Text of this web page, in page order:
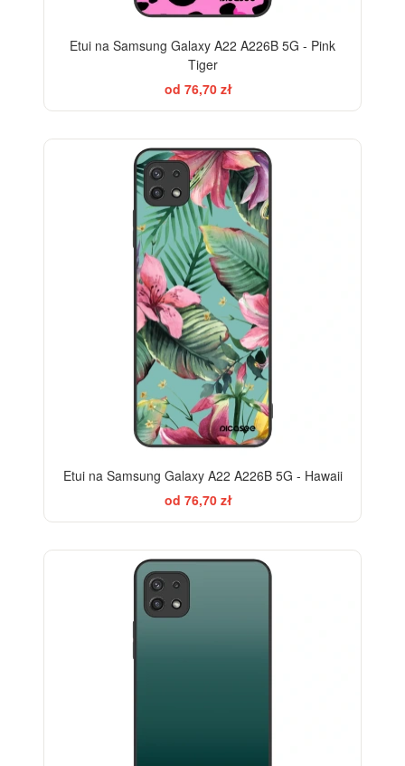
Etui na Samsung Galaxy A22 A226B 5G - Pink
Tiger
od 76,70 zł
Etui na Samsung Galaxy A22 A226B 5G - Hawaii
od 76,70 zł